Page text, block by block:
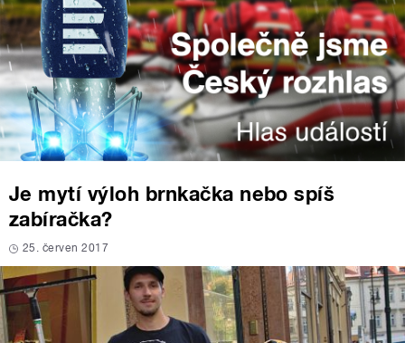
Je mytí výloh brnkačka nebo spíš
zabíračka?
25. červen 2017